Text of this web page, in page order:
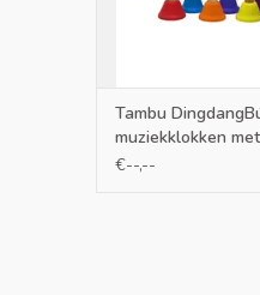
Tambu
muziekklokken
€--,--